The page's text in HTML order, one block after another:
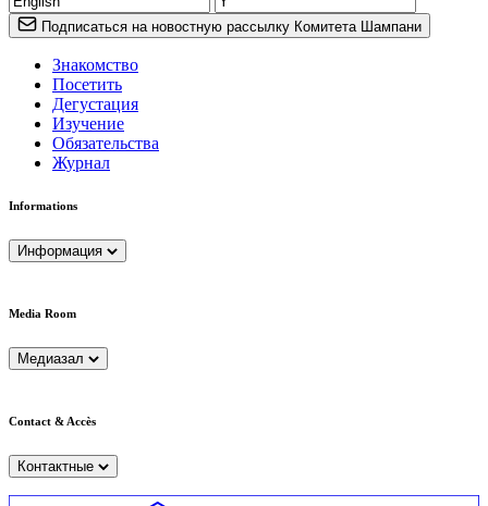
Подписаться на новостную рассылку Комитета Шампани
Знакомство
Посетить
Дегустация
Изучение
Обязательства
Журнал
Informations
Информация
Media Room
Медиазал
Contact & Accès
Контактные